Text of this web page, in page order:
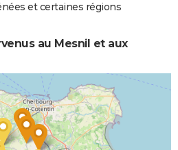
et certaines régions
au Mesnil et aux